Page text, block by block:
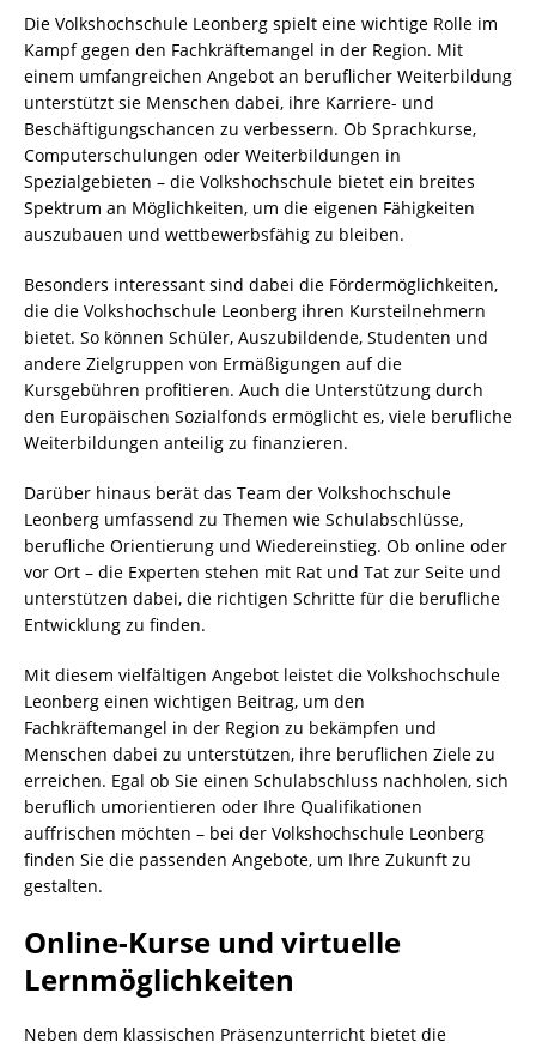
Die Volkshochschule Leonberg spielt eine wichtige Rolle im
Kampf gegen den Fachkräftemangel in der Region. Mit
einem umfangreichen Angebot an beruflicher Weiterbildung
unterstützt sie Menschen dabei, ihre Karriere- und
Beschäftigungschancen zu verbessern. Ob Sprachkurse,
Computerschulungen oder Weiterbildungen in
Spezialgebieten – die Volkshochschule bietet ein breites
Spektrum an Möglichkeiten, um die eigenen Fähigkeiten
auszubauen und wettbewerbsfähig zu bleiben.
Besonders interessant sind dabei die Fördermöglichkeiten,
die die Volkshochschule Leonberg ihren Kursteilnehmern
bietet. So können Schüler, Auszubildende, Studenten und
andere Zielgruppen von Ermäßigungen auf die
Kursgebühren profitieren. Auch die Unterstützung durch
den Europäischen Sozialfonds ermöglicht es, viele berufliche
Weiterbildungen anteilig zu finanzieren.
Darüber hinaus berät das Team der Volkshochschule
Leonberg umfassend zu Themen wie Schulabschlüsse,
berufliche Orientierung und Wiedereinstieg. Ob online oder
vor Ort – die Experten stehen mit Rat und Tat zur Seite und
unterstützen dabei, die richtigen Schritte für die berufliche
Entwicklung zu finden.
Mit diesem vielfältigen Angebot leistet die Volkshochschule
Leonberg einen wichtigen Beitrag, um den
Fachkräftemangel in der Region zu bekämpfen und
Menschen dabei zu unterstützen, ihre beruflichen Ziele zu
erreichen. Egal ob Sie einen Schulabschluss nachholen, sich
beruflich umorientieren oder Ihre Qualifikationen
auffrischen möchten – bei der Volkshochschule Leonberg
finden Sie die passenden Angebote, um Ihre Zukunft zu
gestalten.
Online-Kurse und virtuelle
Lernmöglichkeiten
Neben dem klassischen Präsenzunterricht bietet die